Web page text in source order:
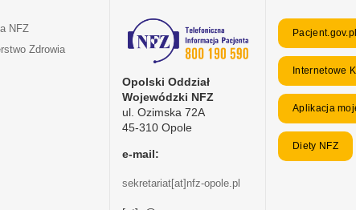
NFZ
Zdrowia
Opolski Oddział
Wojewódzki NFZ
ul. Ozimska 72A
45-310 Opole
e-mail:
sekretariat[at]nfz-opole.pl
Pacjent.gov.pl
Internetowe
Aplikacja
Diety NFZ